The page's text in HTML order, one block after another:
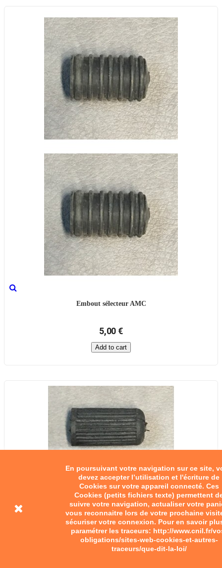
En poursuivant votre navigation sur ce site,
devez accepter l’utilisation et l'écriture de
Cookies sur votre appareil connecté. Ces
Cookies (petits fichiers texte) permettent
suivre votre navigation, actualiser votre
vous reconnaitre lors de votre prochaine
sécuriser votre connexion. Pour en savoir
paramétrer les traceurs: http://www.cnil.fr/
obligations/sites-web-cookies-et-autres-
traceurs/que-dit-la-loi/
Embout sélecteur AMC
5,00 €
Add to cart